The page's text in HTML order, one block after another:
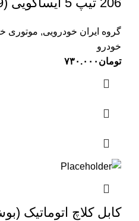
گروه ایران خودرویی, موتوری
خودرو
تومان ۷۳۰.۰۰۰
کابل کلاچ اتوماتیک